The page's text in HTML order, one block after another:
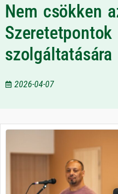
Nem csökken
Szeretetpontok
szolgáltatására
2026-04-07